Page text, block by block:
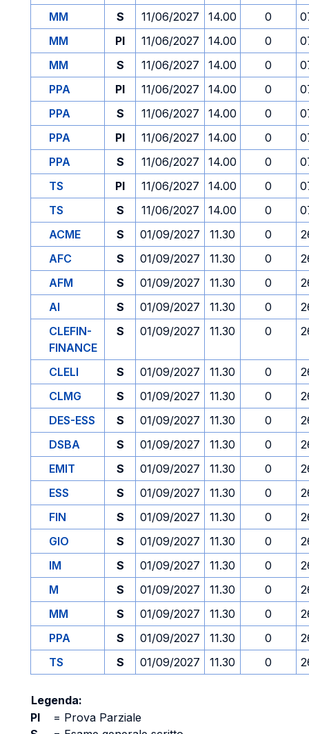
MM
S 11/06/2027 14.00 0
MM
PI 11/06/2027 14.00 0
MM
S 11/06/2027 14.00 0
PPA
PI 11/06/2027 14.00 0
PPA
S 11/06/2027 14.00 0
PPA
PI 11/06/2027 14.00 0
PPA
S 11/06/2027 14.00 0
TS
PI 11/06/2027 14.00 0
TS
S 11/06/2027 14.00 0
ACME
S 01/09/2027 11.30 0
AFC
S 01/09/2027 11.30 0
AFM
S 01/09/2027 11.30 0
AI
S 01/09/2027 11.30 0
CLEFIN-
FINANCE
S 01/09/2027 11.30 0
CLELI S 01/09/2027 11.30 0
CLMG
S 01/09/2027 11.30 0
DES-ESS
S 01/09/2027 11.30 0
DSBA
S 01/09/2027 11.30 0
EMIT
S 01/09/2027 11.30 0
ESS
S 01/09/2027 11.30 0
FIN
S 01/09/2027 11.30 0
GIO
S 01/09/2027 11.30 0
IM
S 01/09/2027 11.30 0
M
S 01/09/2027 11.30 0
MM
S 01/09/2027 11.30 0
PPA
S 01/09/2027 11.30 0
TS
S 01/09/2027 11.30 0
Legenda:
PI
= Prova Parziale